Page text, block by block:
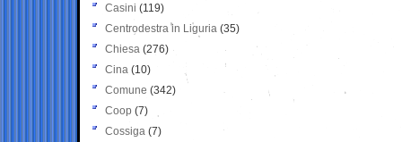
Casini (119)
Centrodestra in Liguria (35)
Chiesa (276)
Cina (10)
Comune (342)
Coop (7)
Cossiga (7)